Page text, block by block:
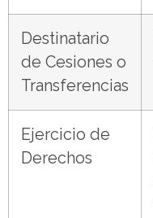
Destinatario
de Cesiones o
Transferencias
Ejercicio de
Derechos